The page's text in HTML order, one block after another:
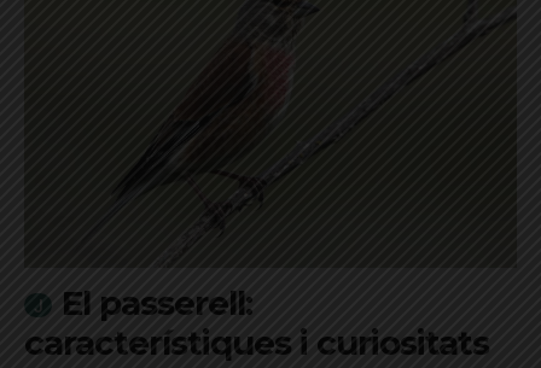
El passerell:
característiques i curiositats